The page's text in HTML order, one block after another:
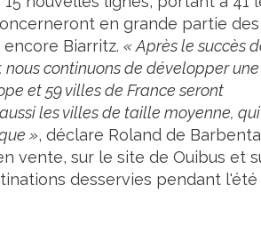
en grande partie des
encore Biarritz. « Après le succès
nous continuons de développer une
et 59 villes de France seront
les villes de taille moyenne, qui
», déclare Roland de
vente, sur le site de Ouibus et
desservies pendant l'été